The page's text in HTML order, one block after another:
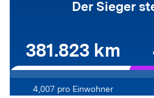
Der Sieger
381.823 km
4,007 pro Einwohner